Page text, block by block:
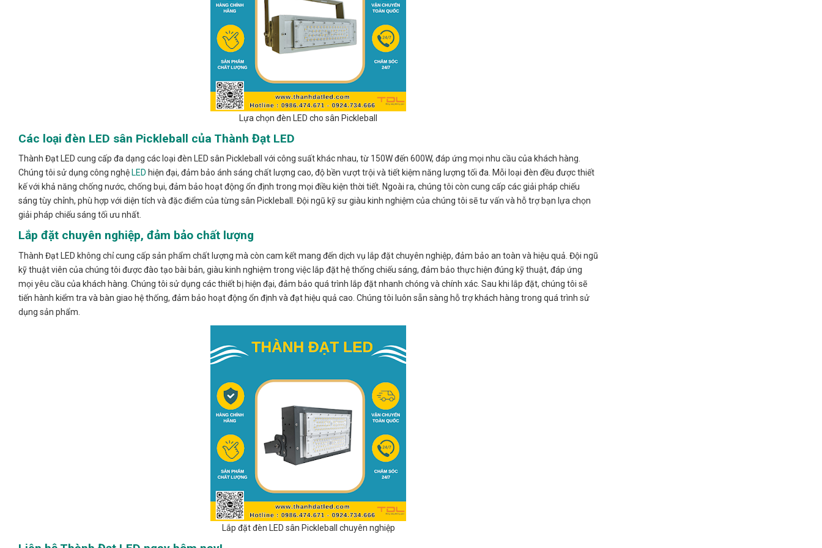
Lựa chọn đèn LED cho sân Pickleball
Các loại đèn LED sân Pickleball của Thành Đạt LED
Thành Đạt LED cung cấp đa dạng các loại đèn LED sân Pickleball với công suất khác nhau, từ 150W đến 600W, đáp ứng mọi nhu cầu của khách hàng.
Chúng tôi sử dụng công nghệ LED hiện đại, đảm bảo ánh sáng chất lượng cao, độ bền vượt trội và tiết kiệm năng lượng tối đa. Mỗi loại đèn đều được thiết
kế với khả năng chống nước, chống bụi, đảm bảo hoạt động ổn định trong mọi điều kiện thời tiết. Ngoài ra, chúng tôi còn cung cấp các giải pháp chiếu
sáng tùy chỉnh, phù hợp với diện tích và đặc điểm của từng sân Pickleball. Đội ngũ kỹ sư giàu kinh nghiệm của chúng tôi sẽ tư vấn và hỗ trợ bạn lựa chọn
giải pháp chiếu sáng tối ưu nhất.
Lắp đặt chuyên nghiệp, đảm bảo chất lượng
Thành Đạt LED không chỉ cung cấp sản phẩm chất lượng mà còn cam kết mang đến dịch vụ lắp đặt chuyên nghiệp, đảm bảo an toàn và hiệu quả. Đội ngũ
kỹ thuật viên của chúng tôi được đào tạo bài bản, giàu kinh nghiệm trong việc lắp đặt hệ thống chiếu sáng, đảm bảo thực hiện đúng kỹ thuật, đáp ứng
mọi yêu cầu của khách hàng. Chúng tôi sử dụng các thiết bị hiện đại, đảm bảo quá trình lắp đặt nhanh chóng và chính xác. Sau khi lắp đặt, chúng tôi sẽ
tiến hành kiểm tra và bàn giao hệ thống, đảm bảo hoạt động ổn định và đạt hiệu quả cao. Chúng tôi luôn sẵn sàng hỗ trợ khách hàng trong quá trình sử
dụng sản phẩm.
Lắp đặt đèn LED sân Pickleball chuyên nghiệp